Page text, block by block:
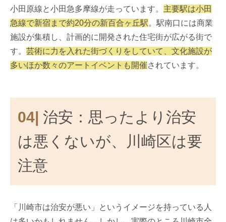
小田原線と小田急多摩線が走っています。 主要駅は小田
急線で新宿まで約20分の新百合ヶ丘駅。駅南口には商業
施設が集積し、計画的に開発された住宅街が広がる街で
す。 芸術に力を入れた街づくりをしていて、文化施設が
多いほか数々のアートイベントも開催されています。
04| 治安：思ったより治安
は悪くないが、川崎区は要
注意
「川崎市は治安が悪い」というイメージを持っている人